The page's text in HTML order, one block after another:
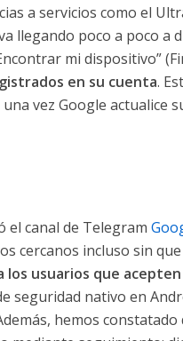
a servicios como el
llegando poco a poco
mi dispositivo”
en su cuenta.
vez Google actualice
el canal de Telegram
cercanos incluso sin
los usuarios que
seguridad nativo en
hemos